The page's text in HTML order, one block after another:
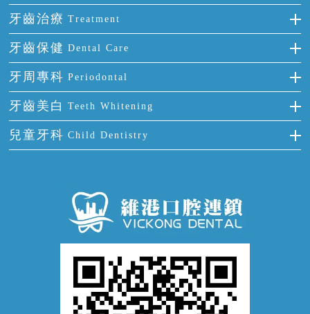
門牙缺失
多顆牙缺失
半口缺失
全口缺失
前牙反頜
牙齒擁擠
牙齒前突
牙齒稀疏
全瓷牙
烤瓷牙
氟斑牙
四環素牙
活動假牙
牙貼面
牙齒治療 Treatment
補牙
智齒
根管治療
拔牙
牙痛
牙齒保健 Dental Care
正確刷牙
全國愛牙日
預防牙病
牙科通識
牙周專科 Periodontal
牙周炎
牙齦出血
牙齦炎
牙齦萎縮
牙齒美白 Teeth Whitening
冷光美白
兒童牙科 Child Dentistry